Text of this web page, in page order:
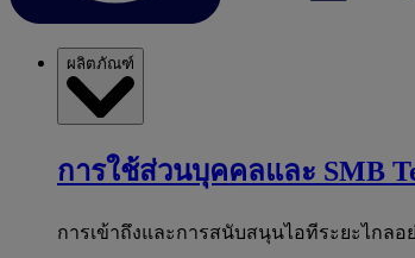
ผลิตภัณฑ์
การใช้ส่วนบุคคลและ SMB
การเข้าถึงและการสนับสนุนไอทีระยะไกลอ